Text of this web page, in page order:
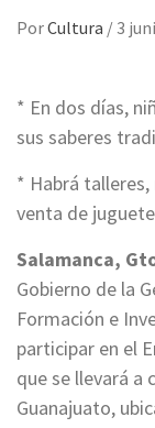
PorCultura / 3
* En dos días,
sus saberes
* Habrá
venta de juguete
Salamanca,
Gobierno de la
Formación e
participar en el
que se llevará a
Guanajuato,